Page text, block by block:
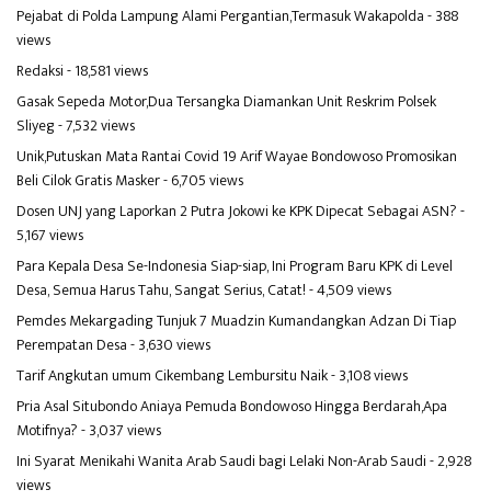
Pejabat di Polda Lampung Alami Pergantian,Termasuk Wakapolda- 388
views
Redaksi- 18,581 views
Gasak Sepeda Motor,Dua Tersangka Diamankan Unit Reskrim Polsek
Sliyeg- 7,532 views
Unik,Putuskan Mata Rantai Covid 19 Arif Wayae Bondowoso Promosikan
Beli Cilok Gratis Masker- 6,705 views
Dosen UNJ yang Laporkan 2 Putra Jokowi ke KPK Dipecat Sebagai ASN?-
5,167 views
Para Kepala Desa Se-Indonesia Siap-siap, Ini Program Baru KPK di Level
Desa, Semua Harus Tahu, Sangat Serius, Catat!- 4,509 views
Pemdes Mekargading Tunjuk 7 Muadzin Kumandangkan Adzan Di Tiap
Perempatan Desa- 3,630 views
Tarif Angkutan umum Cikembang Lembursitu Naik- 3,108 views
Pria Asal Situbondo Aniaya Pemuda Bondowoso Hingga Berdarah,Apa
Motifnya?- 3,037 views
Ini Syarat Menikahi Wanita Arab Saudi bagi Lelaki Non-Arab Saudi- 2,928
views